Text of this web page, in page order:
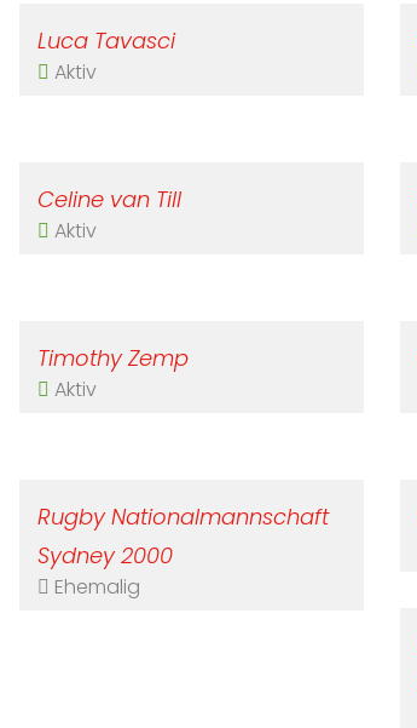
Luca Tavasci
Aktiv
Celine van Till
Aktiv
Timothy Zemp
Aktiv
Rugby Nationalmannschaft
Sydney 2000
Ehemalig